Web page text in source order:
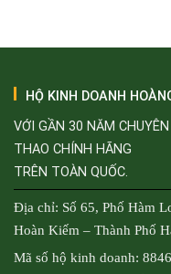
HỘ KINH DOANH
VỚI GẦN 30 NĂM
THAO CHÍNH HÃNG
TRÊN TOÀN QUỐC.
Địa chỉ: Số 65, Phố Hàm
Hoàn Kiếm – Thành Phố
Mã số hộ kinh doanh: